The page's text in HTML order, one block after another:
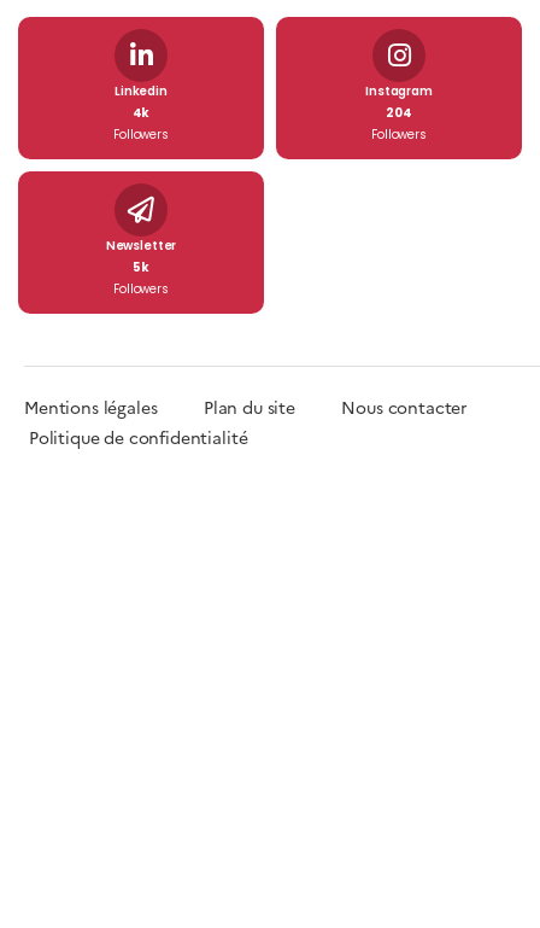
Linkedin
4k
Followers
Instagram
204
Followers
Newsletter
5k
Followers
Mentions légales Plan du site Nous contacter
Politique de confidentialité